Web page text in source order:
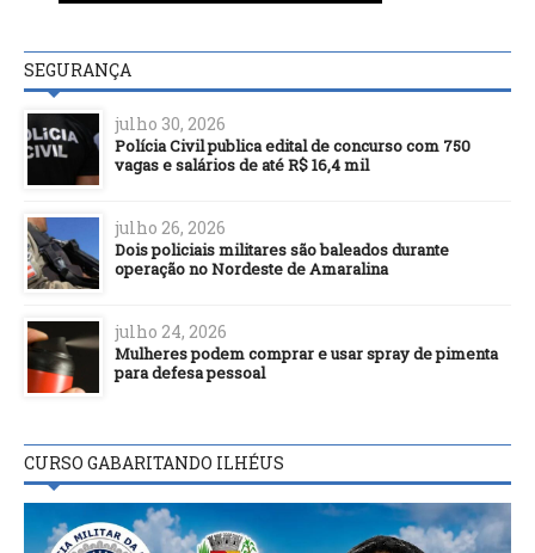
SEGURANÇA
julho 30, 2026
Polícia Civil publica edital de concurso com 750
vagas e salários de até R$ 16,4 mil
julho 26, 2026
Dois policiais militares são baleados durante
operação no Nordeste de Amaralina
julho 24, 2026
Mulheres podem comprar e usar spray de pimenta
para defesa pessoal
CURSO GABARITANDO ILHÉUS